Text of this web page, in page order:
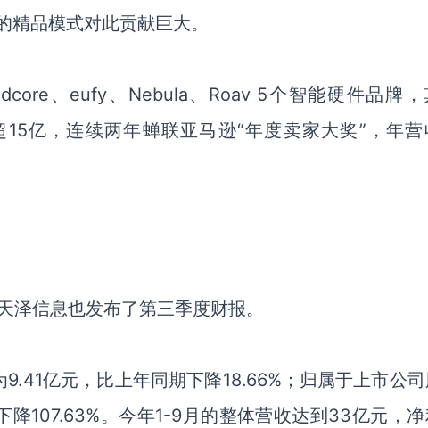
品模式对此贡献巨大。
、 eufy、 Nebula、 Roav 5个智能硬件品牌，
15亿，连续两年蝉联亚马逊“年度卖家大奖”，年营
泽信息也发布了第三季度财报。
9.41亿元，比上年同期下降18.66% ；归属于上市公
降107.63%。今年1-9月的整体营收达到 33亿元，